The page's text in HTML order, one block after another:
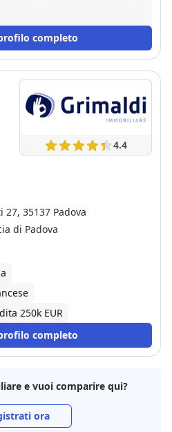
Se dovessi mi rivolgerei
completo
4.4
35137 Padova
di Padova
250k EUR
completo
e vuoi comparire qui?
ora